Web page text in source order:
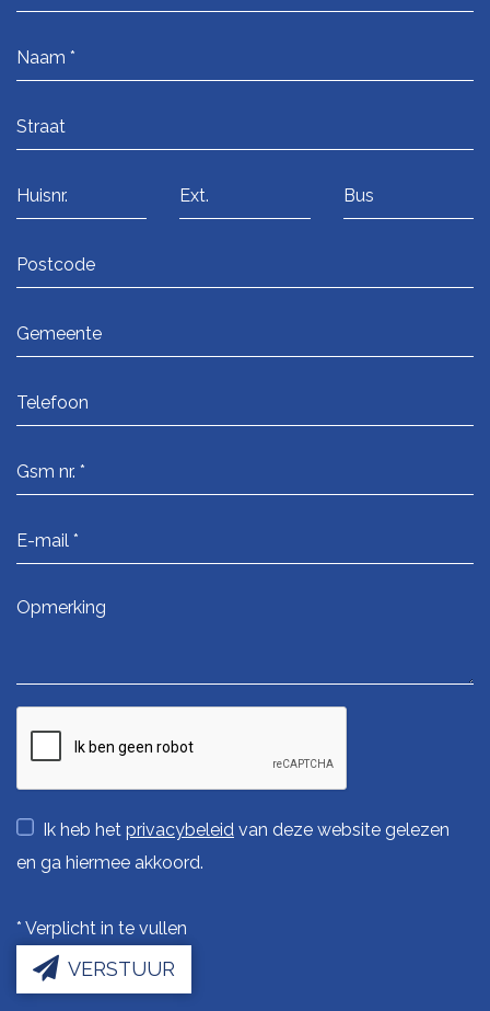
Ik heb het privacybeleid van deze website gelezen
en ga hiermee akkoord.
* Verplicht in te vullen
VERSTUUR